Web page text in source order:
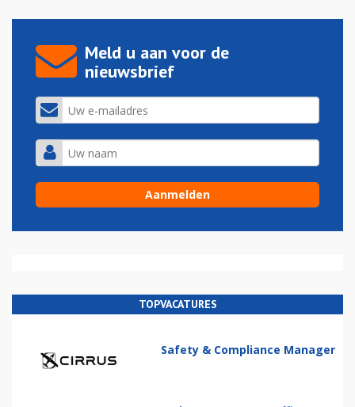
Meld u aan voor de
nieuwsbrief
TOPVACATURES
Safety & Compliance Manager